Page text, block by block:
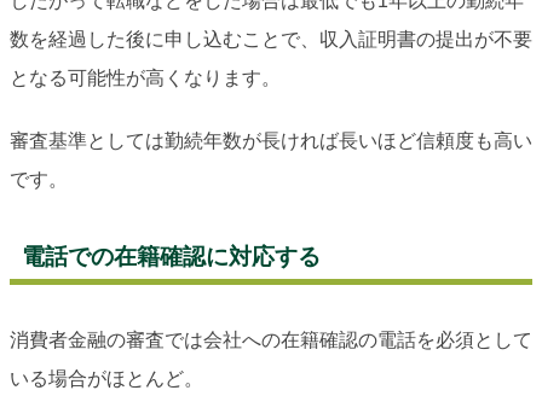
数を経過した後に申し込むことで、収入証明書の提出が不要
となる可能性が高くなります。
審査基準としては勤続年数が長ければ長いほど信頼度も高い
です。
電話での在籍確認に対応する
消費者金融の審査では会社への在籍確認の電話を必須として
いる場合がほとんど。